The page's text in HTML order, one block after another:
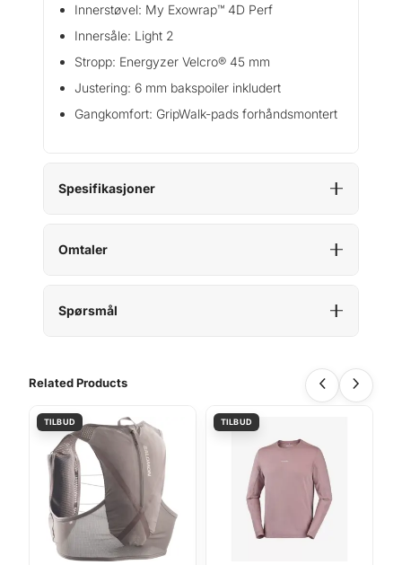
Innerstøvel: My Exowrap™ 4D Perf
Innersåle: Light 2
Stropp: Energyzer Velcro® 45 mm
Justering: 6 mm bakspoiler inkludert
Gangkomfort: GripWalk-pads forhåndsmontert
Spesifikasjoner
Omtaler
Spørsmål
Related Products